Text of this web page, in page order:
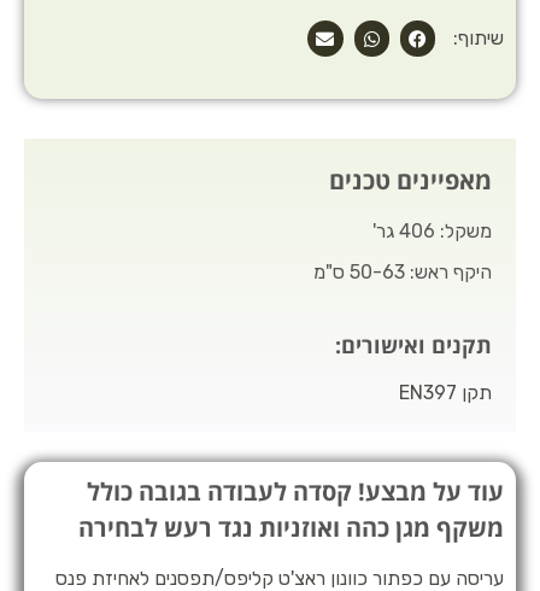
שיתוף:
מאפיינים טכנים
משקל: 406 גר'
היקף ראש: 50-63 ס"מ
תקנים ואישורים:
תקן EN397
עוד על מבצע! קסדה לעבודה בגובה כולל
משקף מגן כהה ואוזניות נגד רעש לבחירה
עריסה עם כפתור כוונון ראצ'ט קליפס/תפסנים לאחיזת פנס